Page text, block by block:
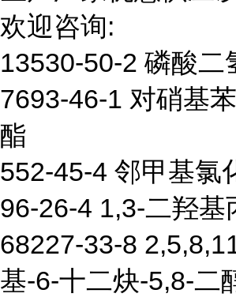
欢迎咨询:
13530-50-2 磷酸二
7693-46-1 对硝基
酯
552-45-4 邻甲基氯
96-26-4 1,3-二羟基
68227-33-8
基-6-十二炔-5,8-二